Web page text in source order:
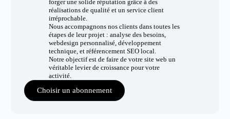
forger une solide réputation grâce à des
réalisations de qualité et un service client
irréprochable.
Nous accompagnons nos clients dans toutes les
étapes de leur projet : analyse des besoins,
webdesign personnalisé, développement
technique, et référencement SEO local.
Notre objectif est de faire de votre site web un
véritable levier de croissance pour votre
activité.
Choisir un abonnement